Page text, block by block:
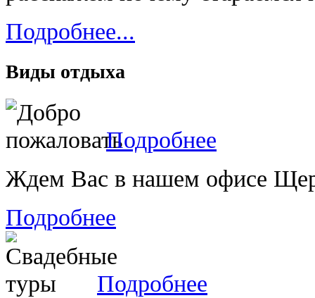
Подробнее...
Виды отдыха
Подробнее
Ждем Вас в нашем офисе
Подробнее
Подробнее